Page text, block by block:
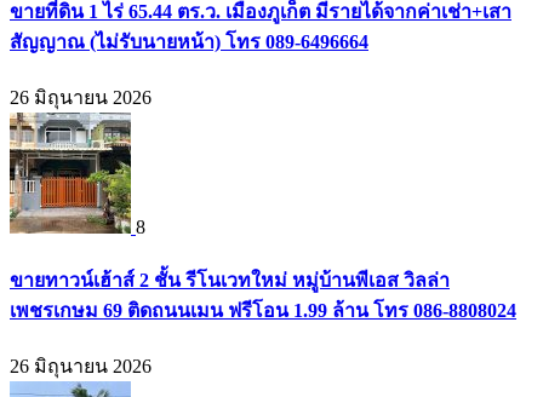
ขายที่ดิน 1 ไร่ 65.44 ตร.ว. เมืองภูเก็ต มีรายได้จากค่าเช่า+เสา
สัญญาณ (ไม่รับนายหน้า) โทร 089-6496664
26 มิถุนายน 2026
8
ขายทาวน์เฮ้าส์ 2 ชั้น รีโนเวทใหม่ หมู่บ้านพีเอส วิลล่า
เพชรเกษม 69 ติดถนนเมน ฟรีโอน 1.99 ล้าน โทร 086-8808024
26 มิถุนายน 2026